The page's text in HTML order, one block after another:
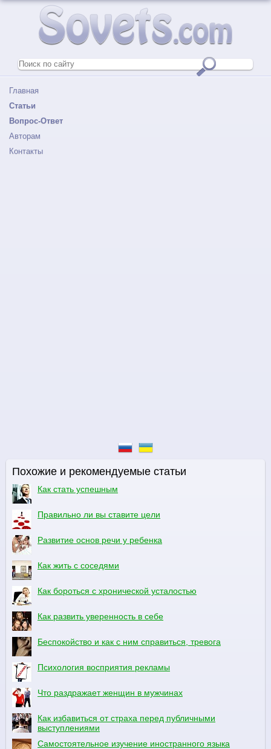
Главная
Статьи
Вопрос-Ответ
Авторам
Контакты
Похожие и рекомендуемые статьи
Как стать успешным
Правильно ли вы ставите цели
Развитие основ речи у ребенка
Как жить с соседями
Как бороться с хронической усталостью
Как развить уверенность в себе
Беспокойство и как с ним справиться, тревога
Психология восприятия рекламы
Что раздражает женщин в мужчинах
Как избавиться от страха перед публичными
выступлениями
Самостоятельное изучение иностранного языка